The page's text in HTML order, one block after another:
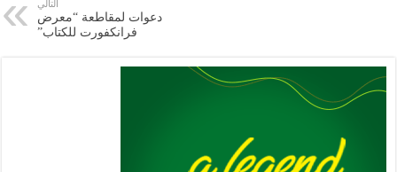
التالي
دعوات لمقاطعة “معرض
فرانكفورت للكتاب”